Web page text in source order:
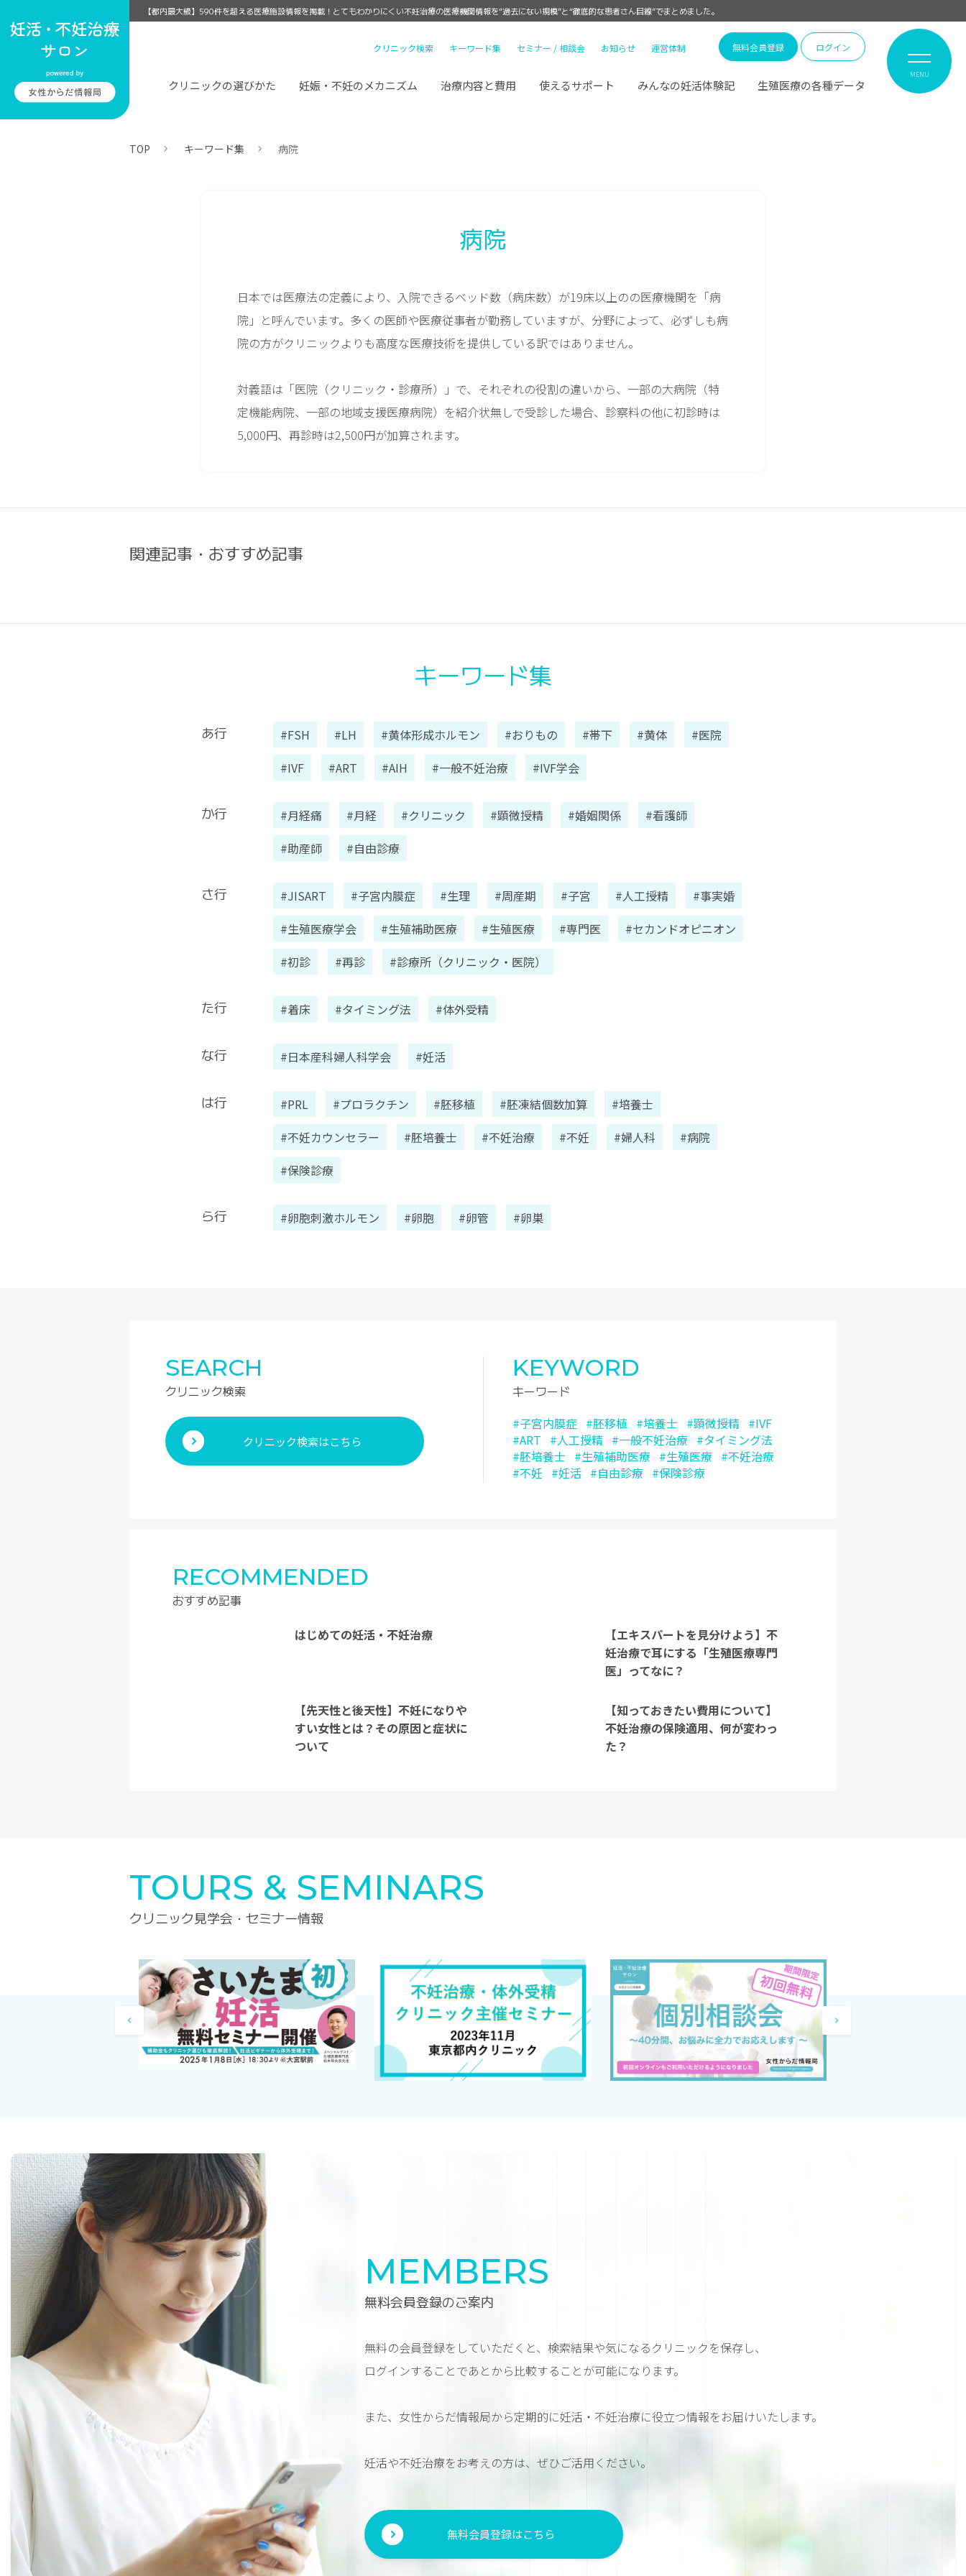
【都内最大級】590件を超える医療施設情報を掲載！ とてもわかりにくい不妊治療の医療機関情報を“過去にない規模”と“徹底的な患者さん目線”でまとめました。
クリニック検索 キーワード集 セミナー / 相談会 お知らせ 運営体制 無料会員登録 ログイン
MENU
クリニックの選びかた 妊娠・不妊のメカニズム 治療内容と費用 使えるサポート みんなの妊活体験記 生殖医療の各種データ
TOP キーワード集 病院
病院
日本では医療法の定義により、入院できるベッド数（病床数）が19床以上のの医療機関を「病
院」と呼んでいます。多くの医師や医療従事者が勤務していますが、分野によって、必ずしも病
院の方がクリニックよりも高度な医療技術を提供している訳ではありません。
対義語は「医院（クリニック・診療所）」で、それぞれの役割の違いから、一部の大病院（特
定機能病院、一部の地域支援医療病院）を紹介状無しで受診した場合、診察料の他に初診時は
5,000円、再診時は2,500円が加算されます。
関連記事・おすすめ記事
キーワード集
あ行 #FSH #LH #黄体形成ホルモン #おりもの #帯下 #黄体
#医院
#IVF
#ART #AIH #一般不妊治療 #IVF学会
か行 #月経痛 #月経 #クリニック #顕微授精 #婚姻関係
#看護師
#助産師
#自由診療
さ行 #JISART #子宮内膜症 #生理 #周産期 #子宮 #人工授精
#事実婚
#生殖医療学会
#生殖補助医療 #生殖医療 #専門医
#セカンドオピニオン
#初診
#再診 #診療所（クリニック・医院）
た行 #着床 #タイミング法 #体外受精
な行 #日本産科婦人科学会 #妊活
は行 #PRL #プロラクチン #胚移植 #胚凍結個数加算
#培養士
#不妊カウンセラー
#胚培養士 #不妊治療 #不妊 #婦人科
#病院
#保険診療
ら行 #卵胞刺激ホルモン #卵胞 #卵管 #卵巣
SEARCH
クリニック検索
クリニック検索はこちら
KEYWORD
キーワード
#子宮内膜症 #胚移植 #培養士 #顕微授精 #IVF
#ART #人工授精 #一般不妊治療 #タイミング法
#胚培養士 #生殖補助医療 #生殖医療 #不妊治療
#不妊 #妊活 #自由診療 #保険診療
RECOMMENDED
おすすめ記事
はじめての妊活・不妊治療
【エキスパートを見分けよう】不
妊治療で耳にする「生殖医療専門
医」ってなに？
【先天性と後天性】不妊になりや
すい女性とは？その原因と症状に
ついて
【知っておきたい費用について】
不妊治療の保険適用、何が変わっ
た？
TOURS & SEMINARS
クリニック見学会・セミナー情報
MEMBERS
無料会員登録のご案内
無料の会員登録をしていただくと、検索結果や気になるクリニックを保存し、
ログインすることであとから比較することが可能になります。
また、女性からだ情報局から定期的に妊活・不妊治療に役立つ情報をお届けいたします。
妊活や不妊治療をお考えの方は、ぜひご活用ください。
無料会員登録はこちら